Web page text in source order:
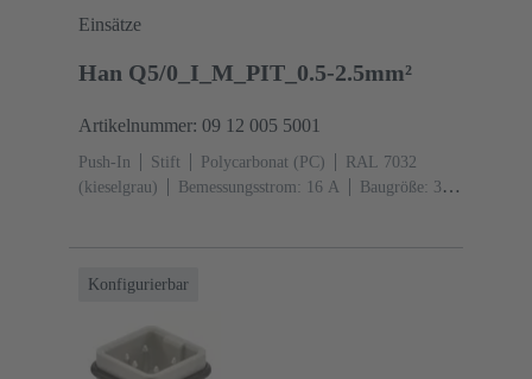
Einsätze
Han Q5/0_I_M_PIT_0.5-2.5mm²
Artikelnummer: 09 12 005 5001
Push-In Stift Polycarbonat (PC)
RAL 7032
(kieselgrau)
Bemessungsstrom: ‌16 A
Baugröße: 3
Konfigurierbar